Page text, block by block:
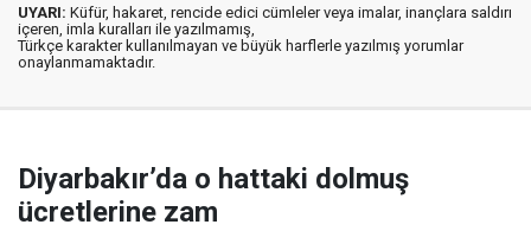
UYARI: Küfür, hakaret, rencide edici cümleler veya imalar, inançlara saldırı
içeren, imla kuralları ile yazılmamış,
Türkçe karakter kullanılmayan ve büyük harflerle yazılmış yorumlar
onaylanmamaktadır.
Diyarbakır’da o hattaki dolmuş
ücretlerine zam